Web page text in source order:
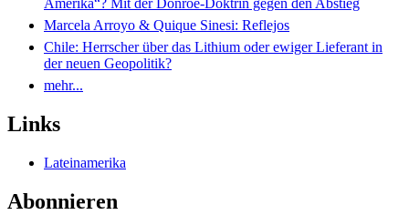
Marcela Arroyo & Quique Sinesi: Reflejos
Chile: Herrscher über das Lithium oder ewiger Lieferant in
der neuen Geopolitik?
mehr...
Links
Lateinamerika
Abonnieren